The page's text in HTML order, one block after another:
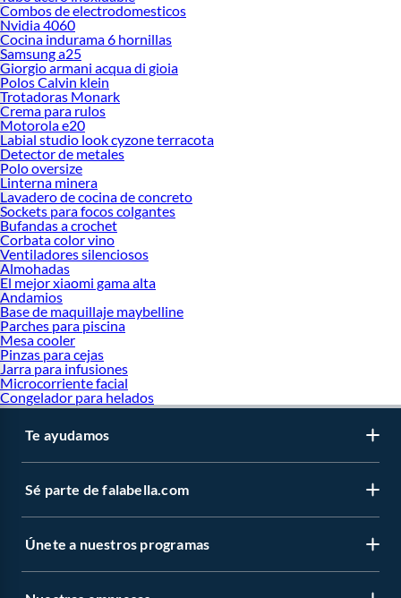
Combos de electrodomesticos
Nvidia 4060
Cocina indurama 6 hornillas
Samsung a25
Giorgio armani acqua di gioia
Polos Calvin klein
Trotadoras Monark
Crema para rulos
Motorola e20
Labial studio look cyzone terracota
Detector de metales
Polo oversize
Linterna minera
Lavadero de cocina de concreto
Sockets para focos colgantes
Bufandas a crochet
Corbata color vino
Ventiladores silenciosos
Almohadas
El mejor xiaomi gama alta
Andamios
Base de maquillaje maybelline
Parches para piscina
Mesa cooler
Pinzas para cejas
Jarra para infusiones
Microcorriente facial
Congelador para helados
Te ayudamos
Sé parte de falabella.com
Únete a nuestros programas